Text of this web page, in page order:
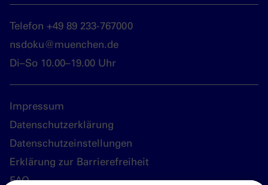
Telefon +49 89 233-767000
nsdoku@muenchen.de
Di–So 10.00–19.00 Uhr
Impressum
Datenschutzerklärung
Datenschutzeinstellungen
Erklärung zur Barrierefreiheit
FAQ